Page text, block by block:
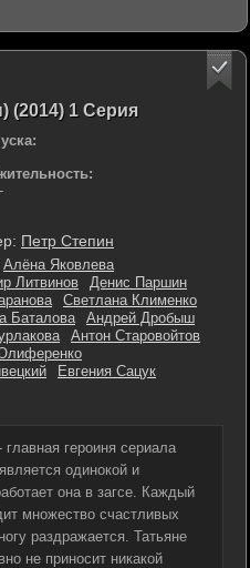
(2014) 1 Серия
Петр Степин
Алёна Яковлева
Литвинов
Денис Паршин
Светлана Клименко
Баталова
Андрей Дробыш
Антон Старовойтов
Евгения Сацук
героиня сериала
одинокой и
она в загсе. Каждый
множество счастливых
раздражается. Татьяне
не приносит никакой